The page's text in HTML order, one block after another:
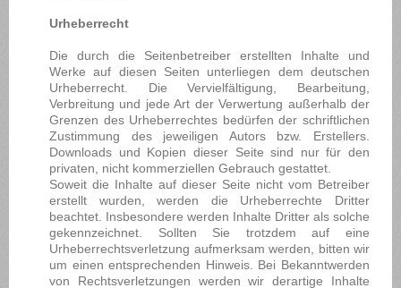
Urheberrecht
Die durch die Seitenbetreiber erstellten Inhalte und
Werke auf diesen Seiten unterliegen dem deutschen
Urheberrecht. Die Vervielfältigung, Bearbeitung,
Verbreitung und jede Art der Verwertung außerhalb der
Grenzen des Urheberrechtes bedürfen der schriftlichen
Zustimmung des jeweiligen Autors bzw. Erstellers.
Downloads und Kopien dieser Seite sind nur für den
privaten, nicht kommerziellen Gebrauch gestattet.
Soweit die Inhalte auf dieser Seite nicht vom Betreiber
erstellt wurden, werden die Urheberrechte Dritter
beachtet. Insbesondere werden Inhalte Dritter als solche
gekennzeichnet. Sollten Sie trotzdem auf eine
Urheberrechtsverletzung aufmerksam werden, bitten wir
um einen entsprechenden Hinweis. Bei Bekanntwerden
von Rechtsverletzungen werden wir derartige Inhalte